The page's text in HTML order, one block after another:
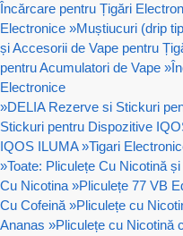
Încărcare pentru Țigări
Electronice »Muștiucuri (drip
și Accesorii de Vape pentru
pentru Acumulatori de Vape »
Electronice
»DELIA Rezerve si Stickuri
Stickuri pentru Dispozitive
IQOS ILUMA »Tigari
»Toate: Pliculețe Cu Nicotină
Cu Nicotina »Pliculețe 77 VB
Cu Cofeină »Pliculețe cu
Ananas »Pliculețe cu Nicotină